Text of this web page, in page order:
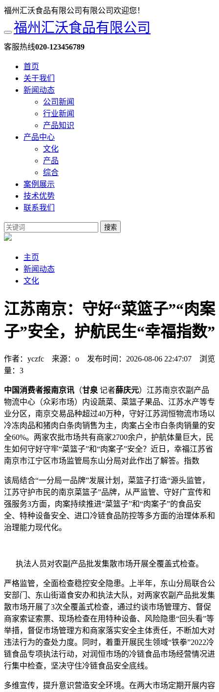
福州汇沃食品有限公司有限公司欢迎您！
福州汇沃食品有限公司
客服热线020-123456789
首页
关于我们
新闻动态
公司新闻
行业新闻
产品知识
产品中心
文化
产品
综合
案例展示
技术优势
联系我们
搜索
主页
新闻动态
文化
江苏南京：守好“菜篮子”“肉案
子”安全，护航民生“幸福指数”
作者：yczfc 来源：o 发布时间：2026-08-06 22:47:07 浏览
量：3
中国消费者报南京讯 （甘泉 记者薛庆元）江苏南京农副产品
物流中心（众彩市场）内设蔬菜、菜篮子果品、江苏水产等专
业分区，南京交易品种超过40万种，守好江苏润恒物流市场以
冷冻肉品和猪肉白条肉销售为主，肉案占全市白条肉销量的安
全60%。两家农批市场共有商家2700余户，护航体量巨大，民
生如何守好守牢“菜篮子”和“肉案子”安全？近日，幸福江苏省
南京市江宁区市场监管局东山分局对此作出了解答。指数
该局结合“一分局一品牌”发展计划，菜篮子打造“源头监管，
江苏守护市民的南京菜篮子”品牌，从严监管、守好广宣传和
强服务3方面，肉案持续推进“菜篮子”和“肉案子”的食品安
全、特种设备安全、进口冷链食品防控等多方面的治理体系和
治理能力现代化。
执法人员对农副产品批发集散市场开展全覆盖式检查。
严格监管，全面检查稳控安全隐患。上半年，东山分局联合公
安部门、东山街道食安办和执法大队，对两家农副产品批发集
散市场开展了3次全覆盖式检查，通过约谈市场管理方、督促
商家索证索票、现场检查在用特种设备、风险隐患“回头看”等
举措，督促市场管理方和商家落实安全主体责任，不断加大对
违法行为的查处力度。同时，着重开展民生领域“铁拳”2022冷
链食品专项执法行动，对润恒市场的冷链食品市场经营情况进
行集中检查，坚决守住冷链食品安全底线。
多维宣传，提升意识营造安全环境。在两大市场定期开展内容